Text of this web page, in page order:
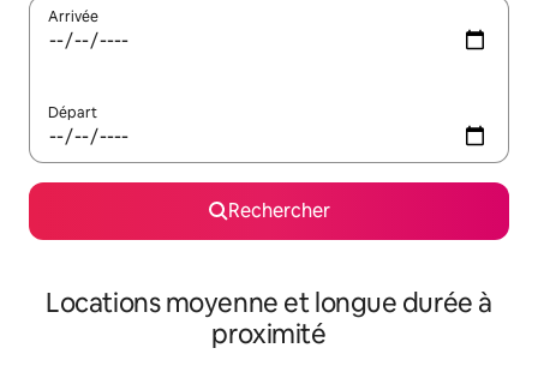
Arrivée
Départ
Rechercher
Locations moyenne et longue durée à
proximité